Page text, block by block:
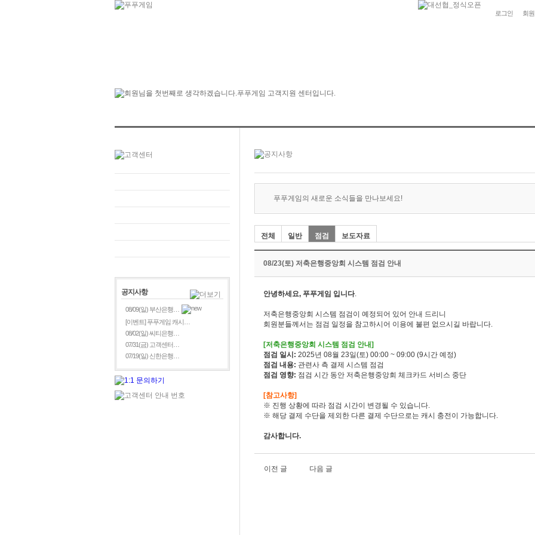
로그인 회
공지사항
08/09(일) 부산은행…
[이벤트] 푸푸게임 캐시…
08/02(일) 씨티은행…
07/31(금) 고객센터…
07/19(일) 신한은행…
푸푸게임의 새로운 소식들을 만나보세요!
전체 일반 점검 보도자료
08/23(토) 저축은행중앙회 시스템 점검 안내
안녕하세요, 푸푸게임 입니다.
저축은행중앙회 시스템 점검이 예정되어 있어 안내 드리니
회원분들께서는 점검 일정을 참고하시어 이용에 불편 없으시길 바랍니다.
[저축은행중앙회 시스템 점검 안내]
점검 일시: 2025년 08월 23일(토) 00:00 ~ 09:00 (9시간 예정)
점검 내용: 관련사 측 결제 시스템 점검
점검 영향: 점검 시간 동안 저축은행중앙회 체크카드 서비스 중단
[참고사항]
※ 진행 상황에 따라 점검 시간이 변경될 수 있습니다.
※ 해당 결제 수단을 제외한 다른 결제 수단으로는 캐시 충전이 가능합니다.
감사합니다.
이전 글 다음 글